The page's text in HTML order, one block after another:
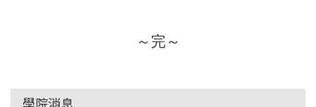
～完～
學院消息